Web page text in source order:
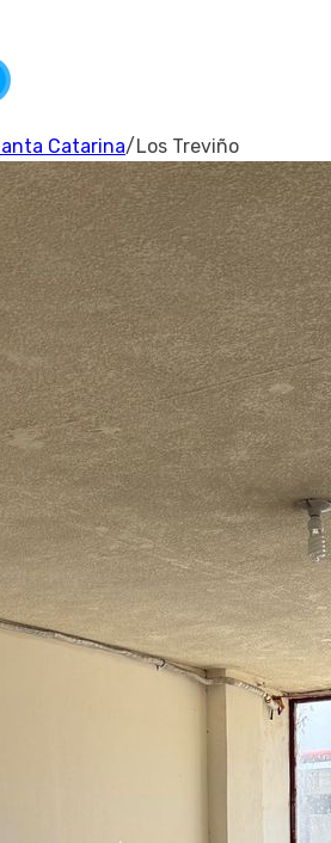
Catarina/ Los Treviño